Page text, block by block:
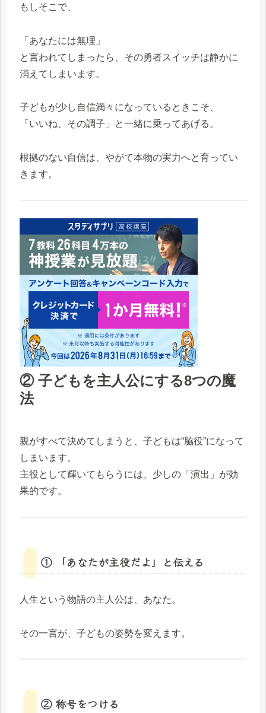
もしそこで、
「あなたには無理」
と言われてしまったら、その勇者スイッチは静かに
消えてしまいます。
子どもが少し自信満々になっているときこそ、
「いいね、その調子」と一緒に乗ってあげる。
根拠のない自信は、やがて本物の実力へと育ってい
きます。
② 子どもを主人公にする8つの魔
法
親がすべて決めてしまうと、子どもは“脇役”になって
しまいます。
主役として輝いてもらうには、少しの「演出」が効
果的です。
① 「あなたが主役だよ」と伝える
人生という物語の主人公は、あなた。
その一言が、子どもの姿勢を変えます。
② 称号をつける